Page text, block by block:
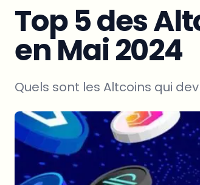
Top 5 des
en Mai 2024
Quels sont les Altcoins qui